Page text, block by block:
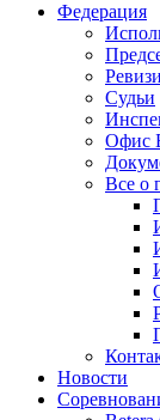
Федерация
Судьи
Офис
Все о
Новости